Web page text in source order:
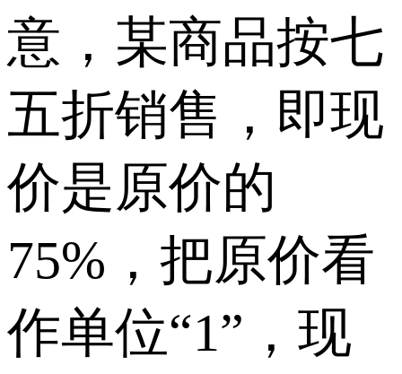
意，某商品按七
五折销售，即现
价是原价的
75%，把原价看
作单位“1”，现